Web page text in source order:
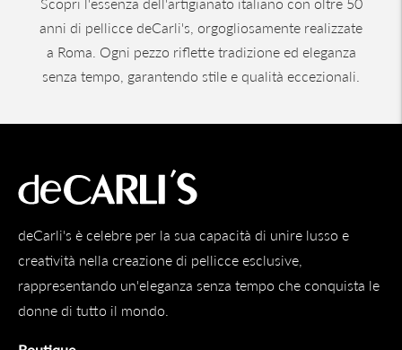
anni di pellicce deCarli's, orgogliosamente realizzate
a Roma. Ogni pezzo riflette tradizione ed eleganza
senza tempo, garantendo stile e qualità eccezionali.
deCarli's è celebre per la sua capacità di unire lusso e
creatività nella creazione di pellicce esclusive,
rappresentando un'eleganza senza tempo che conquista le
donne di tutto il mondo.